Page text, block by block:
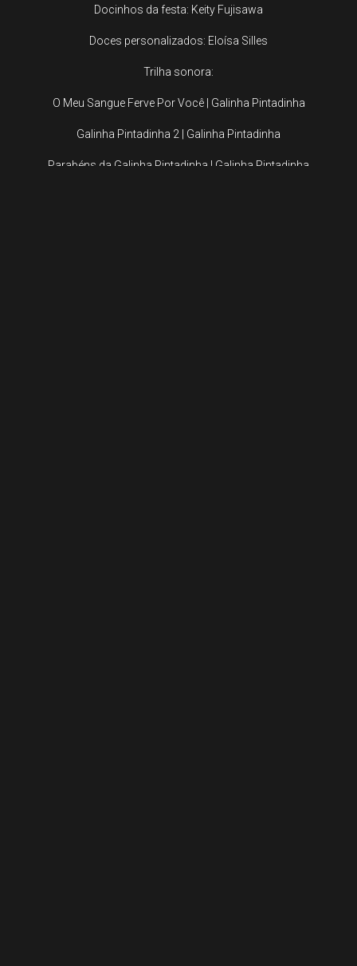
Docinhos da festa: Keity Fujisawa
Doces personalizados: Eloísa Silles
Trilha sonora:
O Meu Sangue Ferve Por Você | Galinha Pintadinha
Galinha Pintadinha 2 | Galinha Pintadinha
Parabéns da Galinha Pintadinha | Galinha Pintadinha